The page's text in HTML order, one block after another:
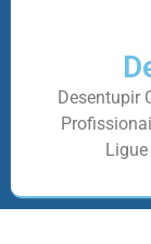
Desentupir